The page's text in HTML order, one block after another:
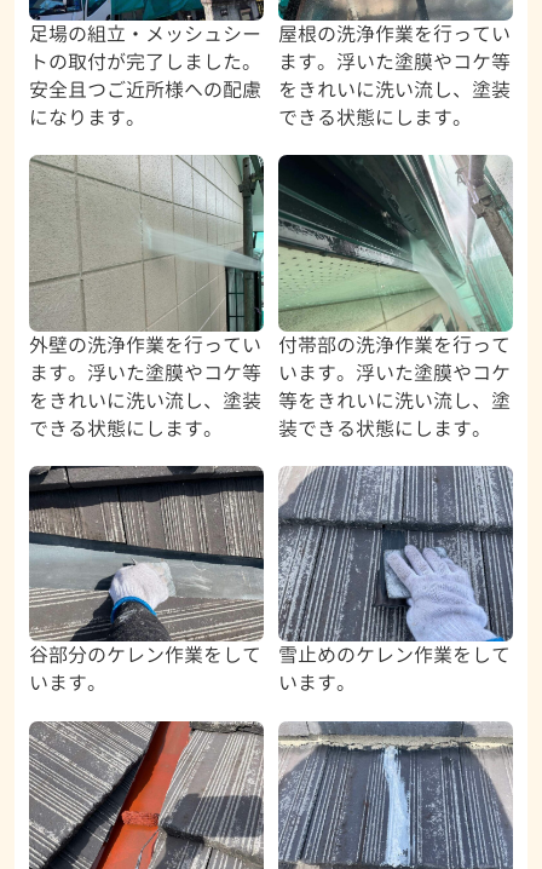
足場の組立・メッシュシー
トの取付が完了しました。
安全且つご近所様への配慮
になります。
屋根の洗浄作業を行ってい
ます。浮いた塗膜やコケ等
をきれいに洗い流し、塗装
できる状態にします。
外壁の洗浄作業を行ってい
ます。浮いた塗膜やコケ等
をきれいに洗い流し、塗装
できる状態にします。
付帯部の洗浄作業を行って
います。浮いた塗膜やコケ
等をきれいに洗い流し、塗
装できる状態にします。
谷部分のケレン作業をして
います。
雪止めのケレン作業をして
います。